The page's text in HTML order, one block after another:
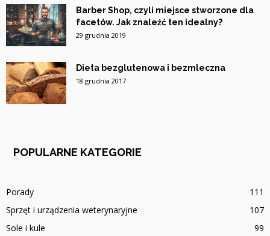
Barber Shop, czyli miejsce stworzone dla
facetów. Jak znaleźć ten idealny?
29 grudnia 2019
Dieta bezglutenowa i bezmleczna
18 grudnia 2017
POPULARNE KATEGORIE
Porady
111
Sprzęt i urządzenia weterynaryjne
107
Sole i kule
99